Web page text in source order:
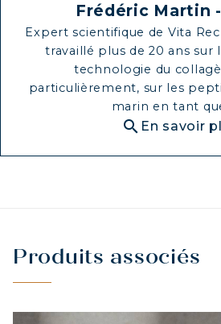
Frédéric Martin
Expert scientifique de Vita
travaillé plus de 20 ans sur
technologie du
particulièrement, sur les
marin en tant
search En savoir
Produits associés